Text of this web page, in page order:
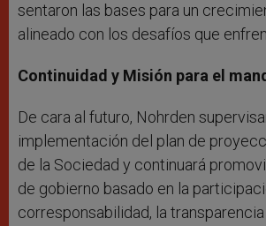
sentaron las bases para un
alineado con los desafíos que
Continuidad y Misión para el
De cara al futuro, Nohrden
implementación del plan de
de la Sociedad y continuará
de gobierno basado en la
corresponsabilidad, la transparencia